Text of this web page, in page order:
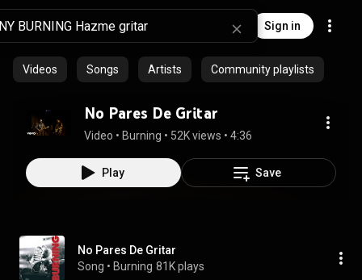
Sign in
Videos Songs Artists Community playlists
No Pares De Gritar
Video • Burning • 52K views • 4:36
Play Save
No Pares De Gritar
Song • Burning 81K plays